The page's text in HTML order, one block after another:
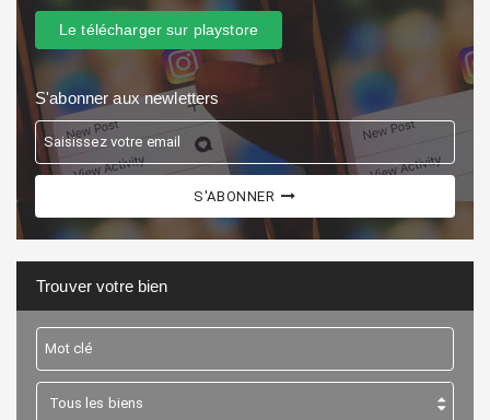
Le télécharger sur playstore
S'abonner aux newletters
S'ABONNER
Trouver votre bien